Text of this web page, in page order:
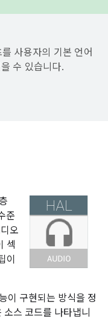
사용자의 기본 언어
수 있습니다.
준
오
섹
이
이 구현되는 방식을 정
스 코드를 나타냅니